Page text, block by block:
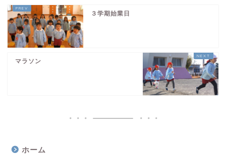
３学期始業日
マラソン
ホーム